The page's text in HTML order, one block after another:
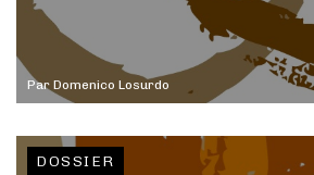
Par Domenico Losurdo
DOSSIER